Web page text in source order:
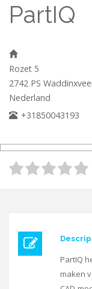
PartIQ
Rozet 5
2742 PS
Nederland
+31850043193
PartIQ
maken